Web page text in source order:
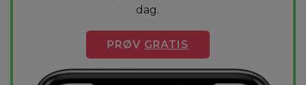
dag.
PRØV GRATIS